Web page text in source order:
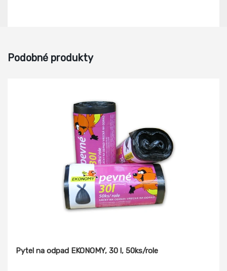
Podobné produkty
Pytel na odpad EKONOMY, 30 l, 50ks/role